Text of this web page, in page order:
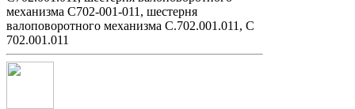
механизма С702-001-011, шестерня
валоповоротного механизма С.702.001.011, С
702.001.011